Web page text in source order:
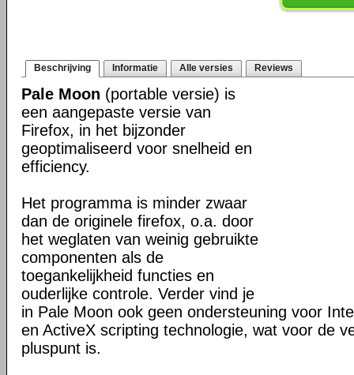
Beschrijving Informatie Alle versies Reviews
Pale Moon (portable versie) is
een aangepaste versie van
Firefox, in het bijzonder
geoptimaliseerd voor snelheid en
efficiency.
Het programma is minder zwaar
dan de originele firefox, o.a. door
het weglaten van weinig gebruikte
componenten als de
toegankelijkheid functies en
ouderlijke controle. Verder vind je
in Pale Moon ook geen ondersteuning voor
en ActiveX scripting technologie, wat voor de
pluspunt is.